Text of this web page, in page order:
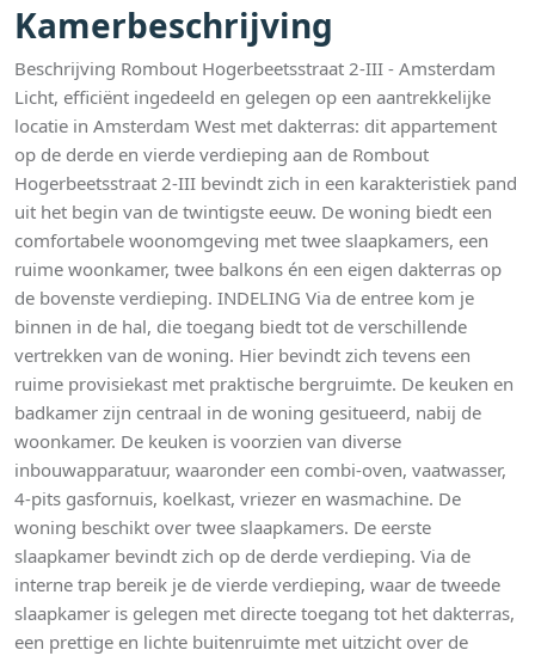
Kamerbeschrijving
Beschrijving Rombout Hogerbeetsstraat 2-III - Amsterdam
Licht, efficiënt ingedeeld en gelegen op een aantrekkelijke
locatie in Amsterdam West met dakterras: dit appartement
op de derde en vierde verdieping aan de Rombout
Hogerbeetsstraat 2-III bevindt zich in een karakteristiek pand
uit het begin van de twintigste eeuw. De woning biedt een
comfortabele woonomgeving met twee slaapkamers, een
ruime woonkamer, twee balkons én een eigen dakterras op
de bovenste verdieping. INDELING Via de entree kom je
binnen in de hal, die toegang biedt tot de verschillende
vertrekken van de woning. Hier bevindt zich tevens een
ruime provisiekast met praktische bergruimte. De keuken en
badkamer zijn centraal in de woning gesitueerd, nabij de
woonkamer. De keuken is voorzien van diverse
inbouwapparatuur, waaronder een combi-oven, vaatwasser,
4-pits gasfornuis, koelkast, vriezer en wasmachine. De
woning beschikt over twee slaapkamers. De eerste
slaapkamer bevindt zich op de derde verdieping. Via de
interne trap bereik je de vierde verdieping, waar de tweede
slaapkamer is gelegen met directe toegang tot het dakterras,
een prettige en lichte buitenruimte met uitzicht over de